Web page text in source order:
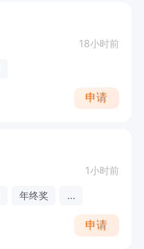
18小时前
申请
1小时前
年终奖 ...
申请